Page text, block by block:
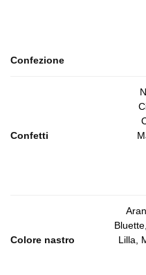
Confezione
Confetti
Colore nastro
Lilla,